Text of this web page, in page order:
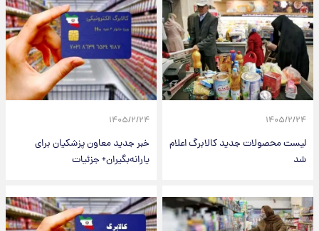
۱۴۰۵/۲/۲۴
لیست محصولات جدید کالابرگ اعلام
شد
۱۴۰۵/۲/۲۴
خبر جدید معاون پزشکیان برای
یارانه‌بگیران+ جزئیات